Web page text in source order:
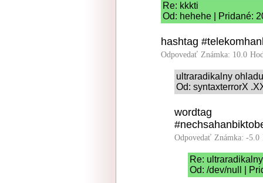
Re: kkkti
Od: hehehe | Pridané:
hashtag
Odpovedať Známka: 10.0
ultraradikalny
Od: syntaxterrorX
wordtag
Odpovedať Známka: -5.0
Re:
Od: /dev/null |